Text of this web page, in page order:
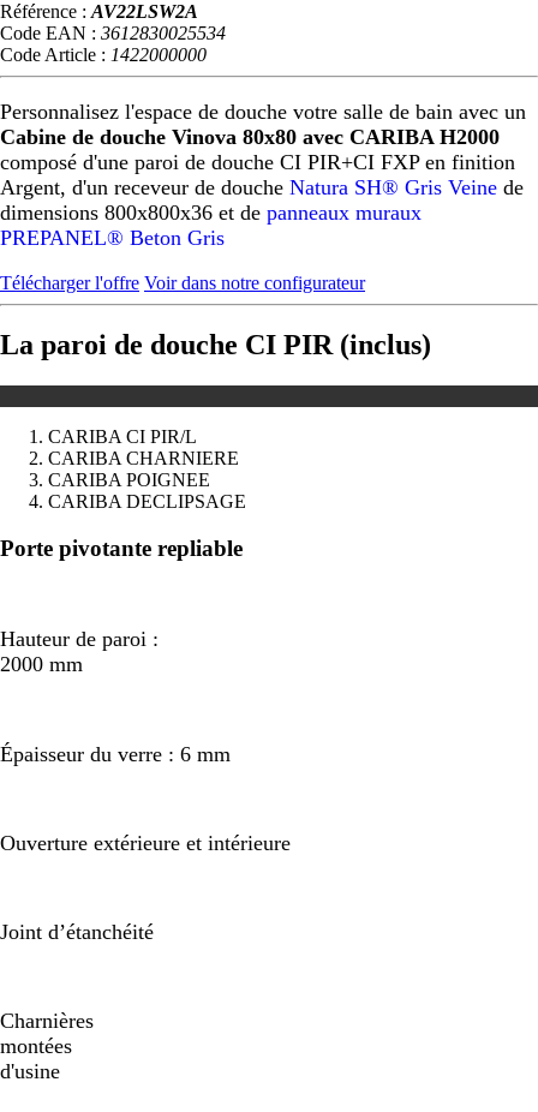
Référence : AV22LSW2A
Code EAN : 3612830025534
Code Article : 1422000000
Personnalisez l'espace de douche votre salle de bain avec un
Cabine de douche Vinova 80x80 avec CARIBA H2000
composé d'une paroi de douche CI PIR+CI FXP en finition
Argent, d'un receveur de douche Natura SH® Gris Veine de
dimensions 800x800x36 et de panneaux muraux
PREPANEL® Beton Gris
Télécharger l'offre Voir dans notre configurateur
La paroi de douche CI PIR (inclus)
CARIBA CI PIR/L
CARIBA CHARNIERE
CARIBA POIGNEE
CARIBA DECLIPSAGE
Précédent
Suivant
Porte pivotante repliable
Hauteur de paroi :
2000 mm
Épaisseur du verre : 6 mm
Ouverture extérieure et intérieure
Joint d’étanchéité
Charnières
montées
d'usine